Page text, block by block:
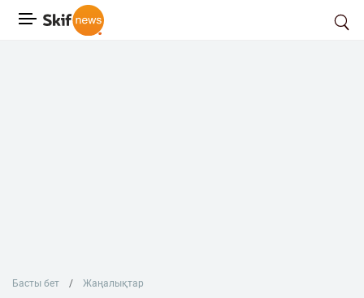
Басты бет Жаңалықтар